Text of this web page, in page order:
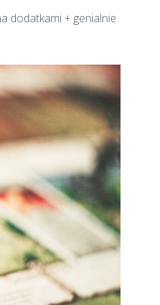
dodatkami + genialnie